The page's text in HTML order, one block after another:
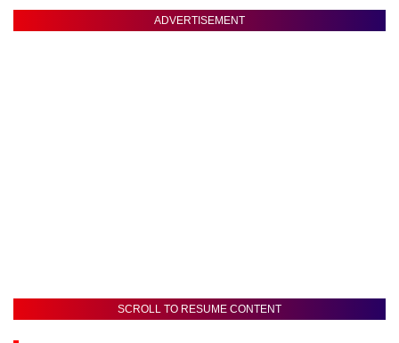
ADVERTISEMENT
SCROLL TO RESUME CONTENT